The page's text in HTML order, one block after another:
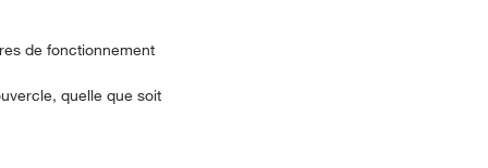
de fonctionnement
quelle que soit